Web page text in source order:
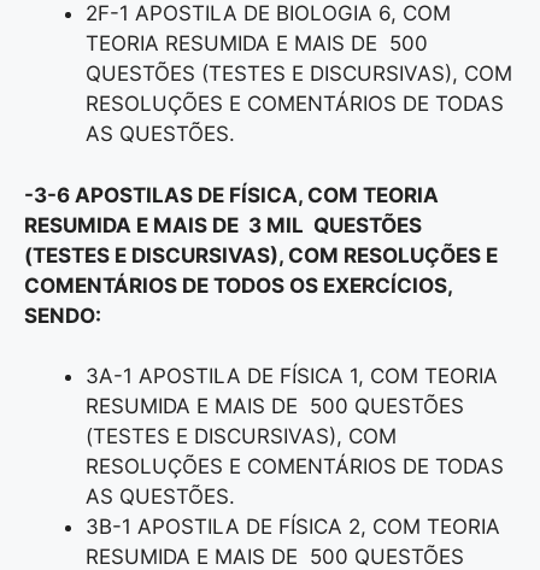
2F-1 APOSTILA DE BIOLOGIA 6, COM
TEORIA RESUMIDA E MAIS DE 500
QUESTÕES (TESTES E DISCURSIVAS), COM
RESOLUÇÕES E COMENTÁRIOS DE TODAS
AS QUESTÕES.
-3-6 APOSTILAS DE FÍSICA, COM TEORIA
RESUMIDA E MAIS DE 3 MIL QUESTÕES
(TESTES E DISCURSIVAS), COM RESOLUÇÕES E
COMENTÁRIOS DE TODOS OS EXERCÍCIOS,
SENDO:
3A-1 APOSTILA DE FÍSICA 1, COM TEORIA
RESUMIDA E MAIS DE 500 QUESTÕES
(TESTES E DISCURSIVAS), COM
RESOLUÇÕES E COMENTÁRIOS DE TODAS
AS QUESTÕES.
3B-1 APOSTILA DE FÍSICA 2, COM TEORIA
RESUMIDA E MAIS DE 500 QUESTÕES